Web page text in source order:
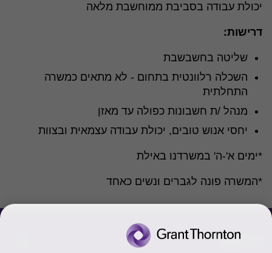
יכולת עבודה בסביבת ממוחשבת מלאה
דרישות:
שליטה בחשבשבת
השכלה רלוונטית בתחום - לא מתאים כמשרה
התחלתית
מנהל /ת חשבונות כפולה עד מאזן
יחסי אנוש טובים, יכולת עבודה עצמאית ובצוות
*ימים א'-ה' במשרדנו באילת
*המשרה פונה לגברים ונשים כאחד
צור קשר